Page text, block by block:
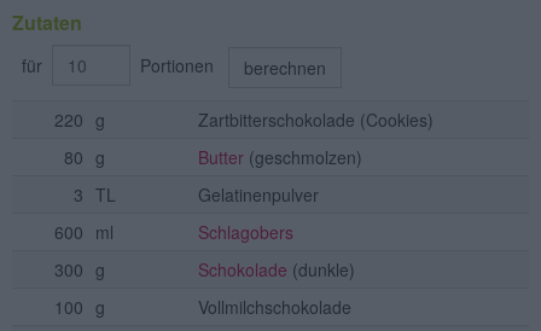
Zutaten
für Portionen berechnen
220 g Zartbitterschokolade (Cookies)
80 g Butter (geschmolzen)
3 TL
Gelatinenpulver
600 ml
Schlagobers
300 g Schokolade (dunkle)
100 g
Vollmilchschokolade